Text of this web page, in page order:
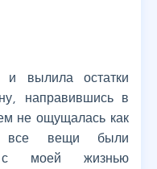
вылила остатки
направившись в
не ощущалась как
вещи были
с моей жизнью